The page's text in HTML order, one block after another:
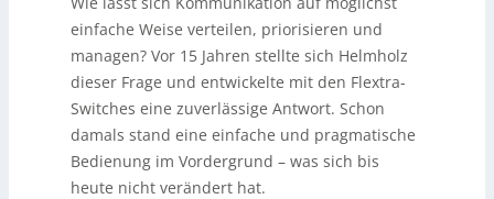
einfache Weise verteilen, priorisieren und
managen? Vor 15 Jahren stellte sich Helmholz
dieser Frage und entwickelte mit den Flextra-
Switches eine zuverlässige Antwort. Schon
damals stand eine einfache und pragmatische
Bedienung im Vordergrund – was sich bis
heute nicht verändert hat.